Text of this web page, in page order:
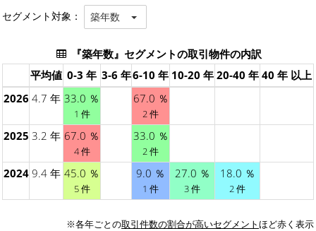
セグメント対象： 築年数
『築年数』セグメントの取引物件の内訳
平均値 0-3 年 3-6 年6-10 年 10-20 年 20-40 年 40 年 以上
2026 4.7 年 33.0 ％
1 件
67.0 ％
2 件
2025 3.2 年 67.0 ％
4 件
33.0 ％
2 件
2024 9.4 年 45.0 ％
5 件
9.0 ％
1 件
27.0 ％
3 件
18.0 ％
2 件
※各年ごとの取引件数の割合が高いセグメントほど赤く表示